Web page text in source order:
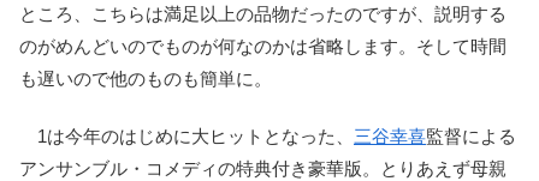
ところ、こちらは満足以上の品物だったのですが、説明する
のがめんどいのでものが何なのかは省略します。そして時間
も遅いので他のものも簡単に。
1は今年のはじめに大ヒットとなった、 三谷幸喜監督による
アンサンブル・コメディの特典付き豪華版。とりあえず母親